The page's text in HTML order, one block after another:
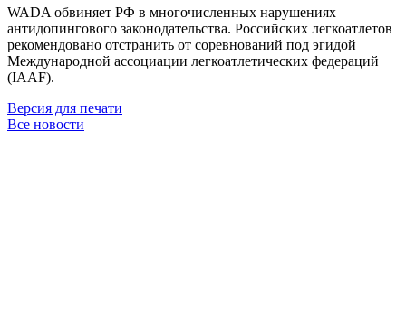
WADA обвиняет РФ в многочисленных нарушениях
антидопингового законодательства. Российских легкоатлетов
рекомендовано отстранить от соревнований под эгидой
Международной ассоциации легкоатлетических федераций
(IAAF).
Версия для печати
Все новости